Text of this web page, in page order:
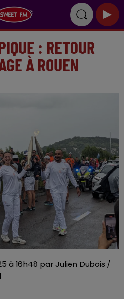
: RETOUR
À ROUEN
à 16h48 par Julien Dubois /